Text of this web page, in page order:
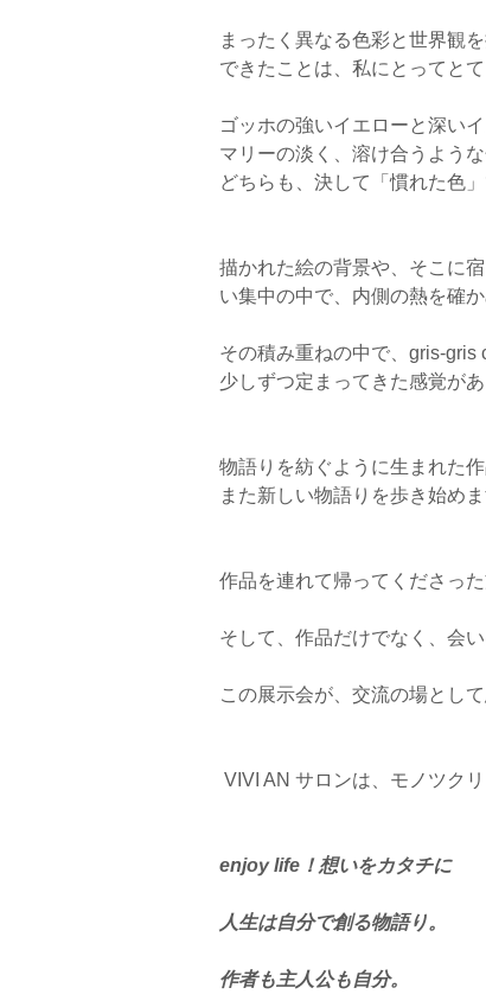
まったく異なる色彩と世界観
できたことは、私にとってと
ゴッホの強いイエローと深いイ
マリーの淡く、溶け合うような
どちらも、決して「慣れた色
描かれた絵の背景や、そこに
い集中の中で、内側の熱を確
その積み重ねの中で、gris-gris
少しずつ定まってきた感覚があ
物語りを紡ぐように生まれた
また新しい物語りを歩き始めま
作品を連れて帰ってくださった
そして、作品だけでなく、会
この展示会が、交流の場とし
VIVI AN サロンは、モノツク
enjoy life！想いをカタチに
人生は自分で創る物語り。
作者も主人公も自分。